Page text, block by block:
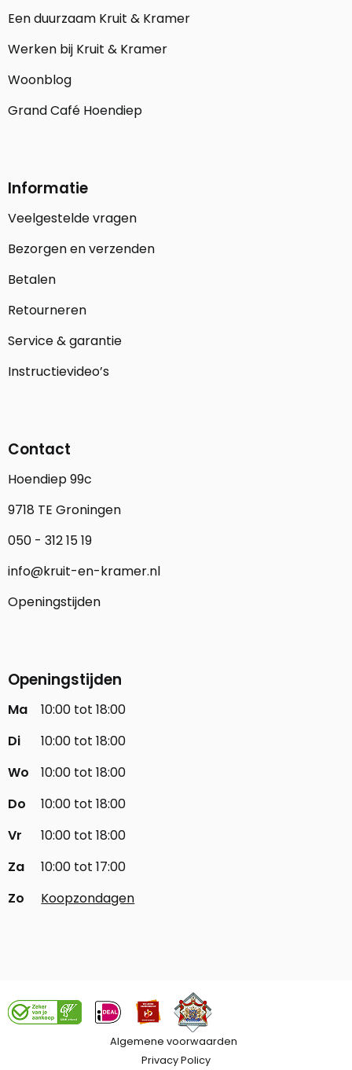
Een duurzaam Kruit & Kramer
Werken bij Kruit & Kramer
Woonblog
Grand Café Hoendiep
Informatie
Veelgestelde vragen
Bezorgen en verzenden
Betalen
Retourneren
Service & garantie
Instructievideo’s
Contact
Hoendiep 99c
9718 TE Groningen
050 - 312 15 19
info@kruit-en-kramer.nl
Openingstijden
Openingstijden
Ma
10:00 tot 18:00
Di
10:00 tot 18:00
Wo
10:00 tot 18:00
Do
10:00 tot 18:00
Vr
10:00 tot 18:00
Za
10:00 tot 17:00
Zo
Koopzondagen
Algemene voorwaarden
Privacy Policy